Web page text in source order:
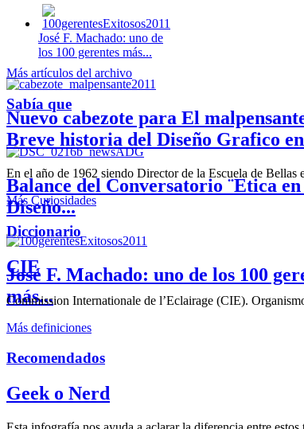
José F. Machado: uno de
los 100 gerentes más...
Nuevo cabezote para El
Balance del Conversatorio ¨Etica en
Diseño...
José F. Machado: uno de los 100
más...
Más artículos del archivo
Sabía que
Breve historia del Diseño Grafico
En el año de 1962 siendo Director de la Escuela de
Más Curiosidades
Diccionario
CIE
Commission Internationale de l’Eclairage (CIE).
Más definiciones
Recomendados
Geek o Nerd